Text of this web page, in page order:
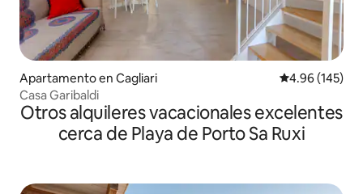
Apartamento en Cagliari Calificación
4.96 (145)
Casa Garibaldi
Otros alquileres vacacionales excelentes
cerca de Playa de Porto Sa Ruxi